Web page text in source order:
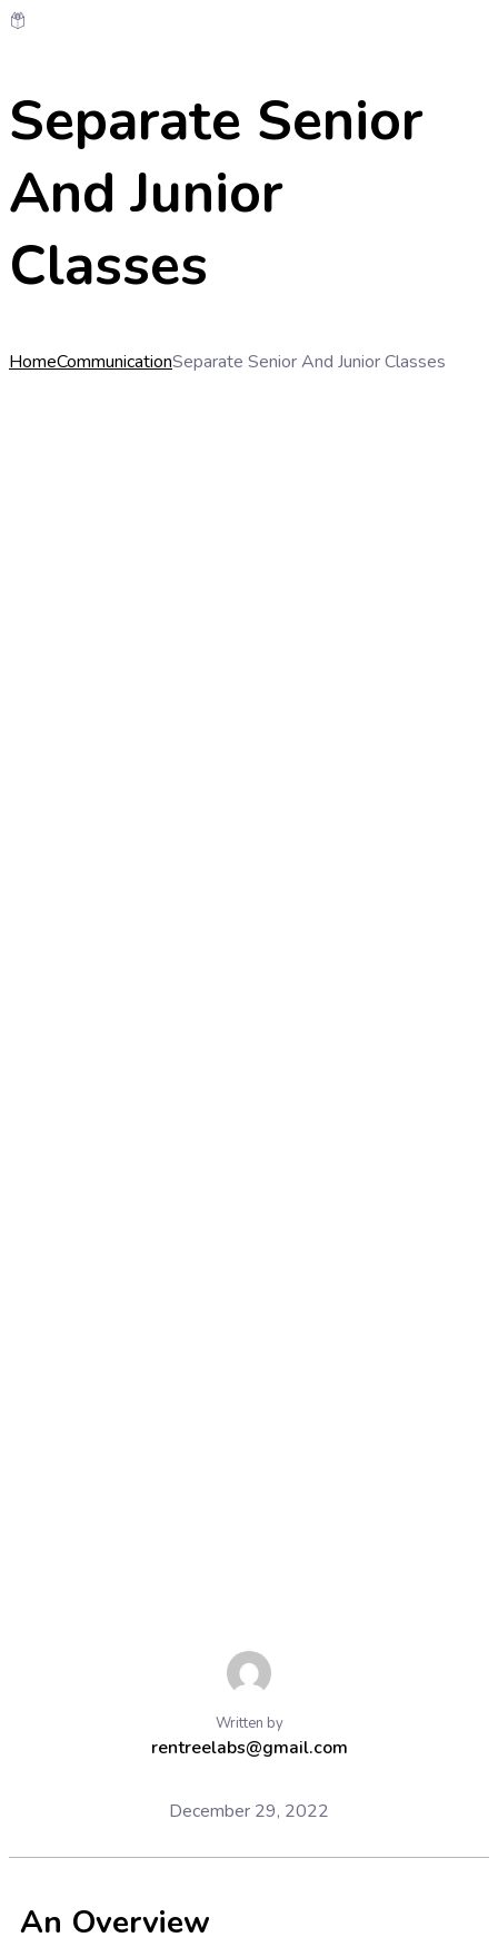
Separate Senior
And Junior
Classes
HomeCommunicationSeparate Senior And Junior Classes
Written by
rentreelabs@gmail.com
December 29, 2022
An Overview